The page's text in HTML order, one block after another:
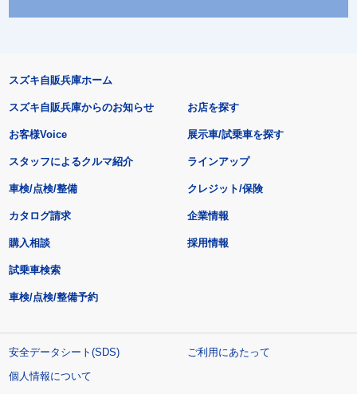
スズキ自販兵庫ホーム
スズキ自販兵庫からのお知らせ
お客様Voice
スタッフによるクルマ紹介
お店を探す
展示車/試乗車を探す
ラインアップ
車検/点検/整備 クレジット/保険
カタログ請求
購入相談
試乗車検索
車検/点検/整備予約
企業情報
採用情報
安全データシート(SDS)
ご利用にあたって
個人情報について